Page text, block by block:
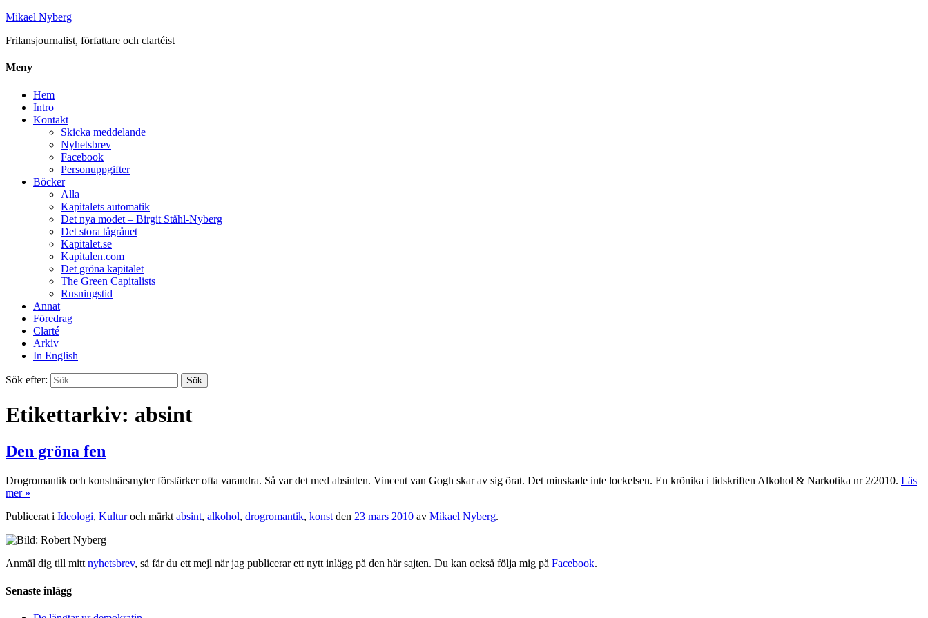
Mikael Nyberg
Frilansjournalist, författare och clartéist
Meny
Hem
Intro
Kontakt
Skicka meddelande
Nyhetsbrev
Facebook
Personuppgifter
Böcker
Alla
Kapitalets automatik
Det nya modet – Birgit Ståhl-Nyberg
Det stora tågrånet
Kapitalet.se
Kapitalen.com
Det gröna kapitalet
The Green Capitalists
Rusningstid
Annat
Föredrag
Clarté
Arkiv
In English
Sök efter:
Etikettarkiv: absint
Den gröna fen
Drogromantik och konstnärsmyter förstärker ofta varandra. Så var det med absinten. Vincent van Gogh skar av sig örat. Det minskade inte lockelsen. En krönika i tidskriften Alkohol & Narkotika nr 2/2010. Läs
mer »
Publicerat i Ideologi, Kulturoch märkt absint, alkohol, drogromantik, konst den 23 mars 2010 av Mikael Nyberg.
Anmäl dig till mitt nyhetsbrev, så får du ett mejl när jag publicerar ett nytt inlägg på den här sajten. Du kan också följa mig på Facebook.
Senaste inlägg